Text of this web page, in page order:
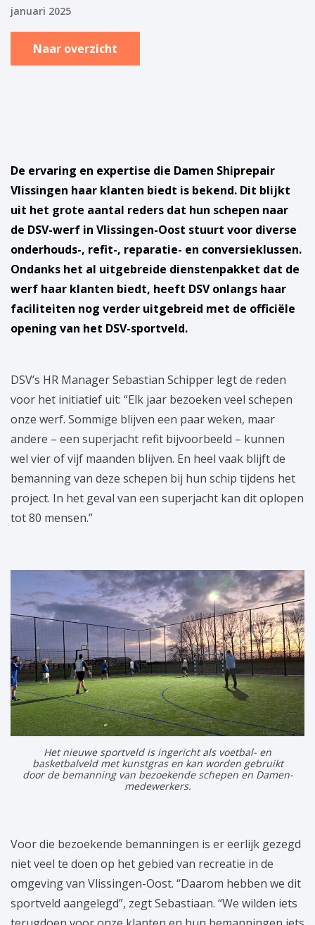
januari 2025
Naar overzicht
De ervaring en expertise die Damen Shiprepair
Vlissingen haar klanten biedt is bekend. Dit blijkt
uit het grote aantal reders dat hun schepen naar
de DSV-werf in Vlissingen-Oost stuurt voor diverse
onderhouds-, refit-, reparatie- en conversieklussen.
Ondanks het al uitgebreide dienstenpakket dat de
werf haar klanten biedt, heeft DSV onlangs haar
faciliteiten nog verder uitgebreid met de officiële
opening van het DSV-sportveld.
DSV’s HR Manager Sebastian Schipper legt de reden
voor het initiatief uit: “Elk jaar bezoeken veel schepen
onze werf. Sommige blijven een paar weken, maar
andere – een superjacht refit bijvoorbeeld – kunnen
wel vier of vijf maanden blijven. En heel vaak blijft de
bemanning van deze schepen bij hun schip tijdens het
project. In het geval van een superjacht kan dit oplopen
tot 80 mensen.”
Het nieuwe sportveld is ingericht als voetbal- en
basketbalveld met kunstgras en kan worden gebruikt
door de bemanning van bezoekende schepen en Damen-
medewerkers.
Voor die bezoekende bemanningen is er eerlijk gezegd
niet veel te doen op het gebied van recreatie in de
omgeving van Vlissingen-Oost. “Daarom hebben we dit
sportveld aangelegd”, zegt Sebastiaan. “We wilden iets